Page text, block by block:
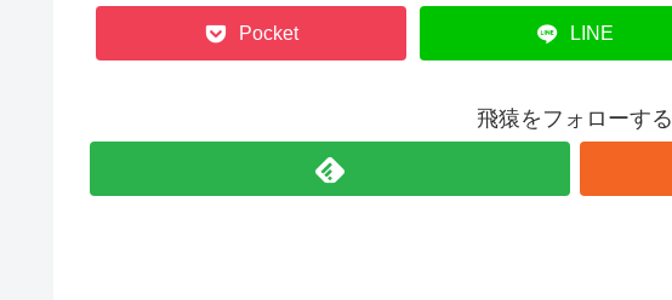
Pocket LINE
飛猿をフォローする